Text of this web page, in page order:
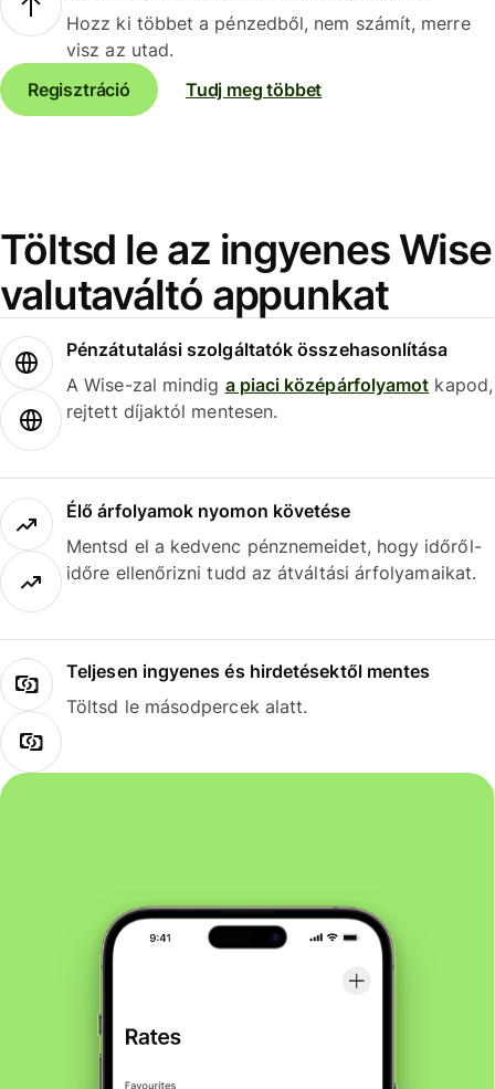
Hozz ki többet a pénzedből, nem számít, merre
visz az utad.
Regisztráció
Tudj meg többet
Töltsd le az ingyenes Wise
valutaváltó appunkat
Pénzátutalási szolgáltatók összehasonlítása
A Wise-zal mindig a piaci középárfolyamot kapod,
rejtett díjaktól mentesen.
Élő árfolyamok nyomon követése
Mentsd el a kedvenc pénznemeidet, hogy időről-
időre ellenőrizni tudd az átváltási árfolyamaikat.
Teljesen ingyenes és hirdetésektől mentes
Töltsd le másodpercek alatt.